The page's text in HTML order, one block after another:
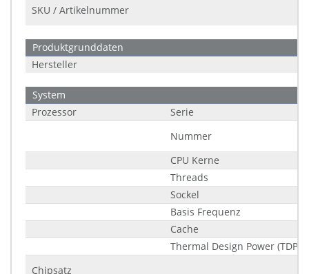
SKU / Artikelnummer
Produktgrunddaten
Hersteller
System
Prozessor
Serie
Nummer
CPU Kerne
Threads
Sockel
Basis Frequenz
Cache
Thermal Design Power (TDP)
Chipsatz